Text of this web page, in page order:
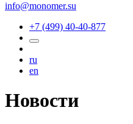
info@monomer.su
+7 (499) 40-40-877
ru
en
Новости